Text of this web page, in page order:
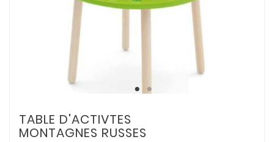
TABLE D'ACTIVTES
MONTAGNES RUSSES